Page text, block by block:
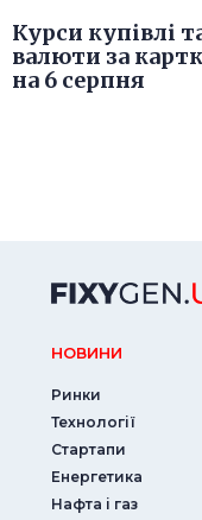
Курси купівлі
валюти за
на 6 серпня
НОВИНИ
Ринки
Технології
Стартапи
Енергетика
Нафта і газ